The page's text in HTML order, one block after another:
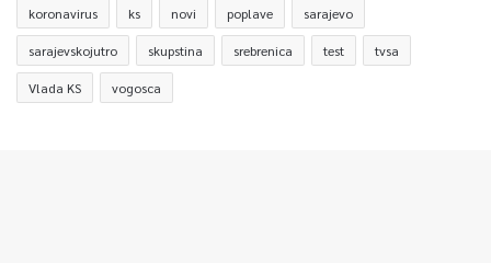
koronavirus ks novi poplave sarajevo
sarajevskojutro skupstina srebrenica test tvsa
Vlada KS vogosca